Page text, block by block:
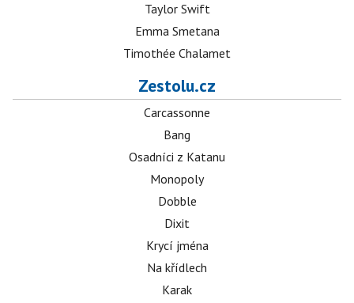
Taylor Swift
Emma Smetana
Timothée Chalamet
Zestolu.cz
Carcassonne
Bang
Osadníci z Katanu
Monopoly
Dobble
Dixit
Krycí jména
Na křídlech
Karak